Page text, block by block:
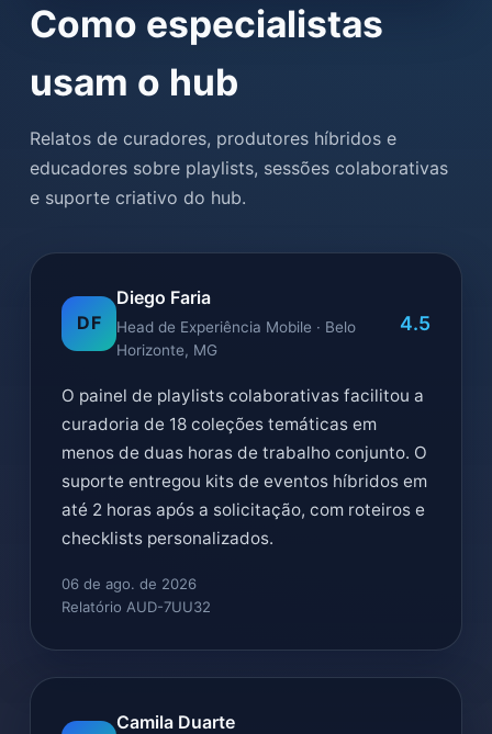
Como especialistas
usam o hub
Relatos de curadores, produtores híbridos e
educadores sobre playlists, sessões colaborativas
e suporte criativo do hub.
DF
Diego Faria
Head de Experiência Mobile · Belo
Horizonte, MG
4.5
O painel de playlists colaborativas facilitou a
curadoria de 18 coleções temáticas em
menos de duas horas de trabalho conjunto. O
suporte entregou kits de eventos híbridos em
até 2 horas após a solicitação, com roteiros e
checklists personalizados.
06 de ago. de 2026
Relatório AUD-7UU32
Camila Duarte